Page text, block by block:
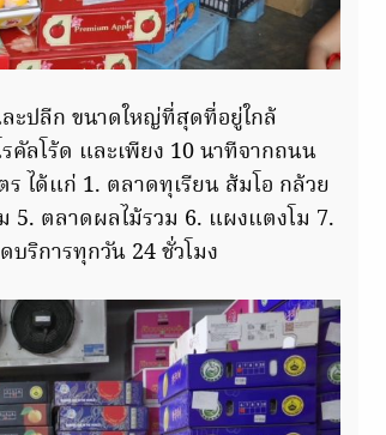
ะปลีก ขนาดใหญ่ที่สุดที่อยู่ใกล้
คัลโร้ด และเพียง 10 นาทีจากถนน
ได้แก่ 1. ตลาดทุเรียน ส้มโอ กล้วย
ตลาดผลไม้รวม 6. แผงแตงโม 7.
ริการทุกวัน 24 ชั่วโมง